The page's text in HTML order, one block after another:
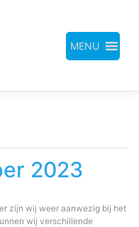
MENU
2023
zijn wij weer aanwezig bij het
wij verschillende